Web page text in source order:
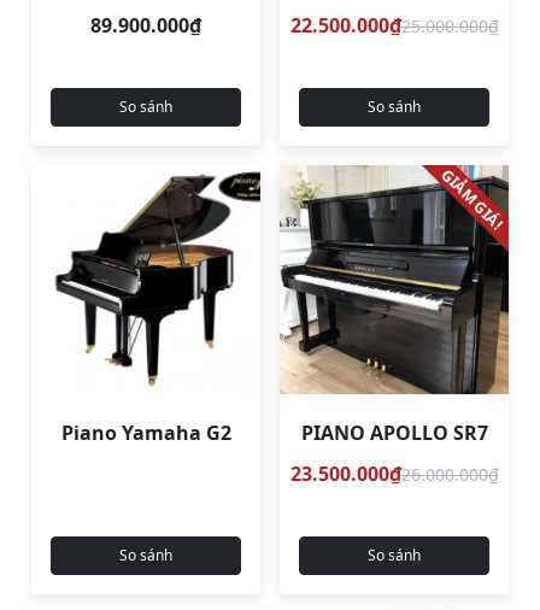
89.900.000₫
So sánh
22.500.000₫25.000.000₫
So sánh
Piano Yamaha G2
So sánh
GIẢM GIÁ!
PIANO APOLLO SR7
23.500.000₫26.000.000₫
So sánh